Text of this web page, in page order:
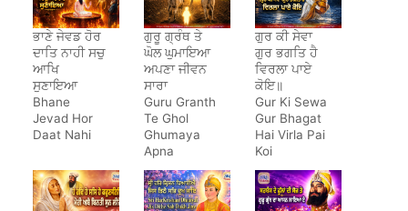
ਭਾਣੇ ਜੇਵਡ ਹੋਰ
ਦਾਤਿ ਨਾਹੀ ਸਚੁ
ਆਖਿ
ਸੁਣਾਇਆ
Bhane
Jevad Hor
Daat Nahi
ਗੁਰੂ ਗ੍ਰੰਥ ਤੇ
ਘੋਲ ਘੁਮਾਇਆ
ਅਪਣਾ ਜੀਵਨ
ਸਾਰਾ
Guru Granth
Te Ghol
Ghumaya
Apna
Jeewan
Saara
ਗੁਰ ਕੀ ਸੇਵਾ
ਗੁਰ ਭਗਤਿ ਹੈ
ਵਿਰਲਾ ਪਾਏ
ਕੋਇ॥
Gur Ki Sewa
Gur Bhagat
Hai Virla Pai
Koi